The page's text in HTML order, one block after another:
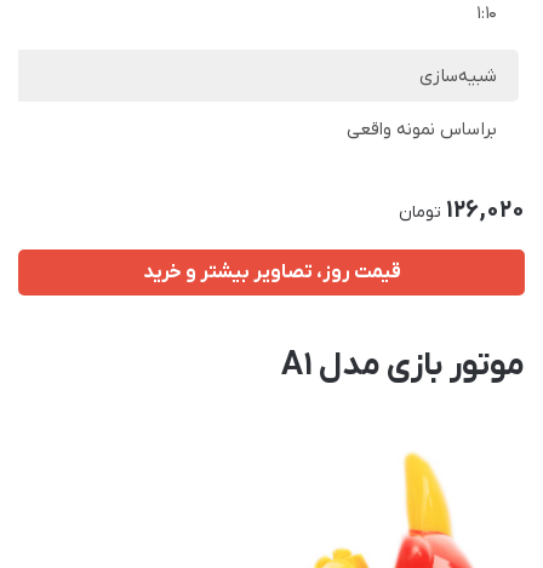
1:10
شبیه‌سازی
براساس نمونه واقعی
126,020 تومان
قیمت روز، تصاویر بیشتر و خرید
موتور بازی مدل A1